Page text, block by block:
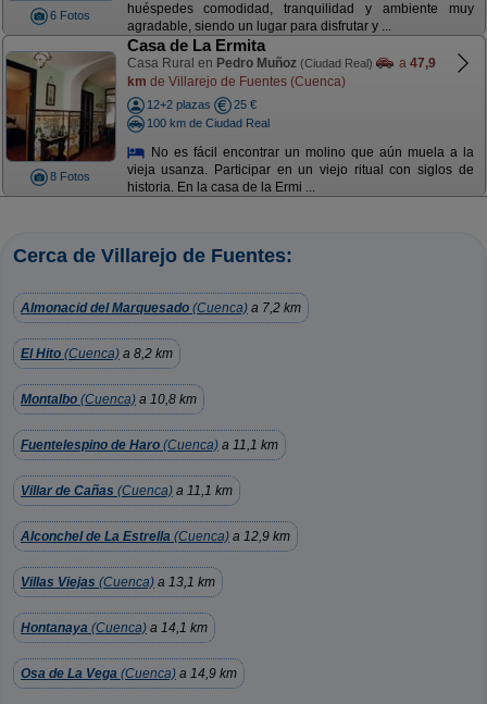
6 Fotos
huéspedes comodidad, tranquilidad y ambiente muy
agradable, siendo un lugar para disfrutar y ...
8 Fotos
Casa de La Ermita
Casa Rural en Pedro Muñoz (Ciudad Real) a 47,9
km de Villarejo de Fuentes (Cuenca)
12+2 plazas
25 €
100 km de Ciudad Real
No es fácil encontrar un molino que aún muela a la
vieja usanza. Participar en un viejo ritual con siglos de
historia. En la casa de la Ermi ...
Cerca de Villarejo de Fuentes:
Almonacid del Marquesado (Cuenca) a 7,2 km
El Hito (Cuenca) a 8,2 km
Montalbo (Cuenca) a 10,8 km
Fuentelespino de Haro (Cuenca) a 11,1 km
Villar de Cañas (Cuenca) a 11,1 km
Alconchel de La Estrella (Cuenca) a 12,9 km
Villas Viejas (Cuenca) a 13,1 km
Hontanaya (Cuenca) a 14,1 km
Osa de La Vega (Cuenca) a 14,9 km